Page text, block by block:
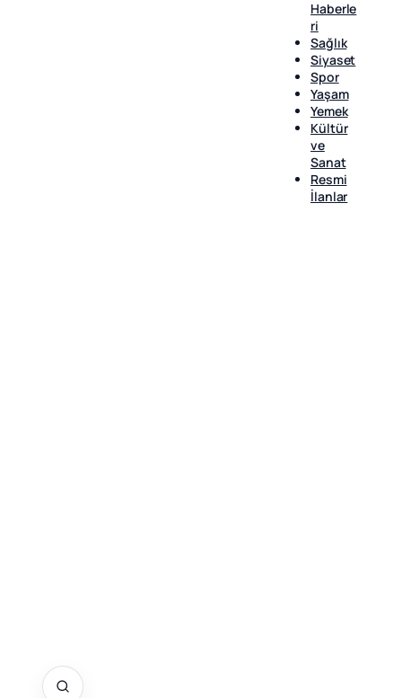
Haberle
ri
Sağlık
Siyaset
Spor
Yaşam
Yemek
Kültür
ve
Sanat
Resmi
İlanlar